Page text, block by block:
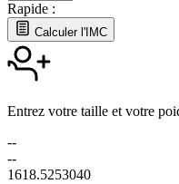
Rapide :
Calculer l'IMC
Entrez votre taille et votre
--
--
1618.5253040